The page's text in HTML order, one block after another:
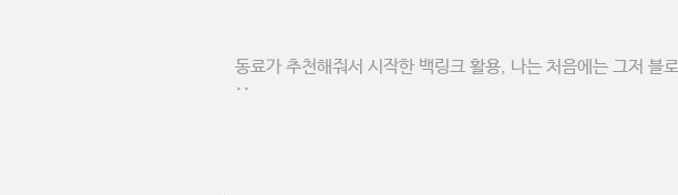
동료가 추천해줘서 시작한 백링크 활용, 나는 처음에는 그저 블
··